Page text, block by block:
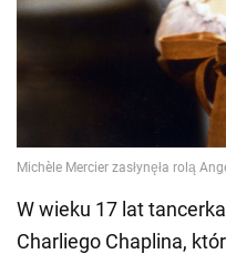
W wieku 17 lat
Charliego Chaplina,